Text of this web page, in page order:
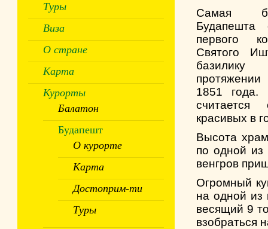
Самая
первого
Святого
1851 года.
красивых в
Высота
по одной из
венгров
Огромный
на одной из
весящий 9
взобраться
Туры
Виза
О стране
Карта
Курорты
Балатон
Будапешт
О курорте
Карта
Достоприм-ти
Туры